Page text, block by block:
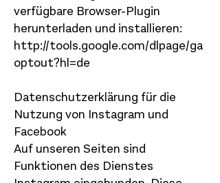
verfügbare Browser-Plugin
herunterladen und installieren:
http://tools.google.com/dlpage/ga
optout?hl=de
Datenschutzerklärung für die
Nutzung von Instagram und
Facebook
Auf unseren Seiten sind
Funktionen des Dienstes